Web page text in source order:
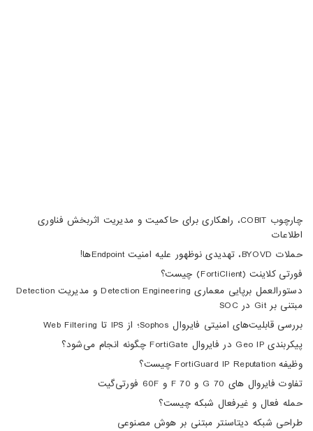
چارچوب COBIT، راهکاری برای حاکمیت و مدیریت اثربخش فناوری
اطلاعات
حملات BYOVD، تهدیدی نوظهور علیه امنیت Endpointها!
فورتی کلاینت (FortiClient) چیست؟
دستورالعمل برپایی معماری Detection Engineering و مدیریت Detection
مبتنی بر Git در SOC
بررسی قابلیت‌های امنیتی فایروال Sophos؛ از IPS تا Web Filtering
پیکربندی Geo IP در فایروال FortiGate چگونه انجام می‌شود؟
وظیفه FortiGuard IP Reputation چیست؟
تفاوت فایروال های 70 G و 70 F و 60F فورتی‌گیت
حمله فعال و غیرفعال شبکه چیست؟
طراحی شبکه دیتاسنتر مبتنی بر هوش مصنوعی